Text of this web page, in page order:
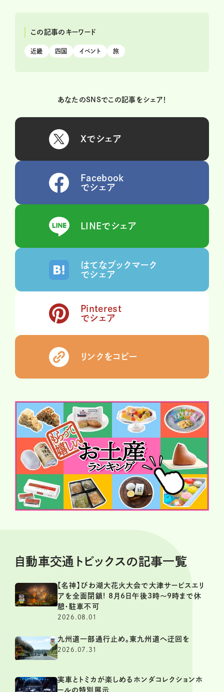
この記事のキーワード
近畿 四国 イベント 旅
あなたのSNSでこの記事をシェア！
Xでシェア
Facebook
でシェア
LINEでシェア
はてなブックマーク
でシェア
Pinterest
でシェア
リンクをコピー
自動車交通トピックスの記事一覧
【名神】びわ湖大花火大会で大津サービスエリ
アを全面閉鎖! 8月6日午後3時～9時まで休
憩・駐車不可
2026.08.01
九州道一部通行止め。東九州道へ迂回を
2026.07.31
実車とトミカが楽しめるホンダコレクションホ
ールの特別展示